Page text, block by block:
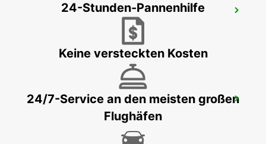
AGEN BAHNHOF
ALBI
PUYGONZON - FRANCE
24-Stunden-Pannenhilfe
Keine versteckten Kosten
24/7-Service an den meisten großen
Flughäfen